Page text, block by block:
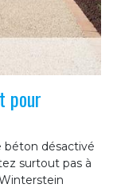
pour
béton désactivé
surtout pas à